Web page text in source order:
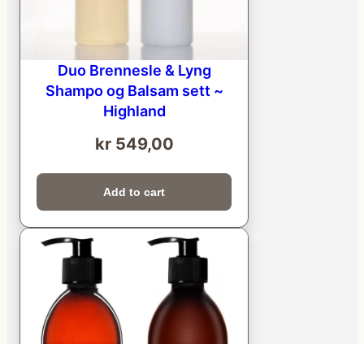
Duo Brennesle & Lyng
Shampo og Balsam sett ~
Highland
kr549,00
Add to cart